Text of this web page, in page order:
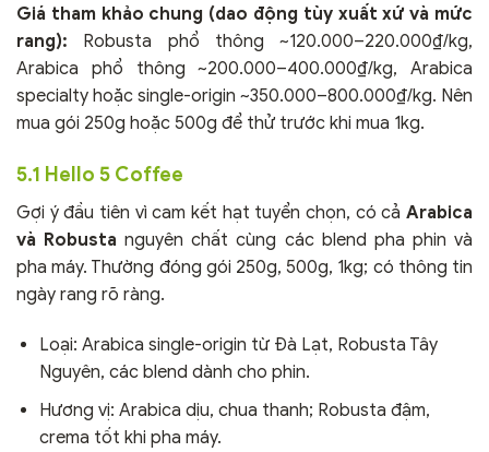
Giá tham khảo chung (dao động tùy xuất xứ và mức
rang): Robusta phổ thông ~120.000–220.000₫/kg,
Arabica phổ thông ~200.000–400.000₫/kg, Arabica
specialty hoặc single-origin ~350.000–800.000₫/kg. Nên
mua gói 250g hoặc 500g để thử trước khi mua 1kg.
5.1 Hello 5 Coffee
Gợi ý đầu tiên vì cam kết hạt tuyển chọn, có cả Arabica
và Robusta nguyên chất cùng các blend pha phin và
pha máy. Thường đóng gói 250g, 500g, 1kg; có thông tin
ngày rang rõ ràng.
Loại: Arabica single-origin từ Đà Lạt, Robusta Tây
Nguyên, các blend dành cho phin.
Hương vị: Arabica dịu, chua thanh; Robusta đậm,
crema tốt khi pha máy.